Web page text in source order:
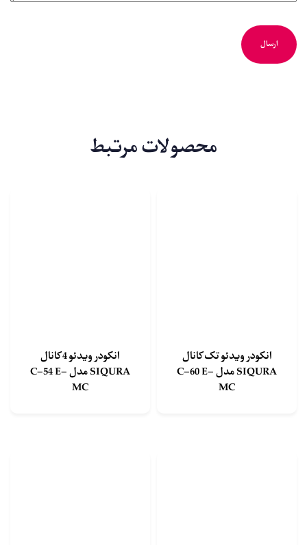
محصولات مرتبط
انکودر ویدئو تک کانال
SIQURA مدل C-60 E-
MC
انکودر ویدئو 4 کانال
SIQURA مدل C-54 E-
MC